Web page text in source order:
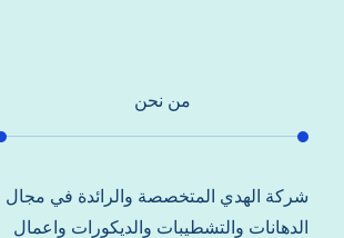
من نحن
شركة الهدي المتخصصة والرائدة في مجال
الدهانات والتشطيبات والديكورات واعمال